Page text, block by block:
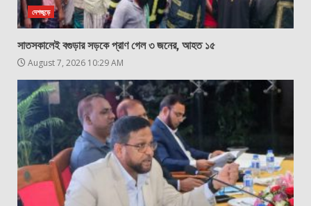
দেশজুড়ে
সাতসকালেই বগুড়ার সড়কে প্রাণ গেল ৩ জনের, আহত ১৫
August 7, 2026 10:29 AM